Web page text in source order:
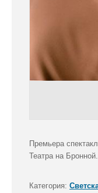
Премьера
Театра на
Категория: